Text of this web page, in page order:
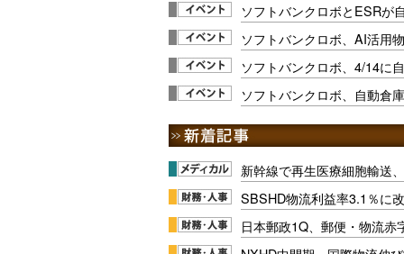
ソフトバンクロボとESRが
ソフトバンクロボ、AI活用
ソフトバンクロボ、4/14に
ソフトバンクロボ、自動倉
新幹線で再生医療細胞輸送
SBSHD物流利益率3.1％に
日本郵政1Q、郵便・物流赤